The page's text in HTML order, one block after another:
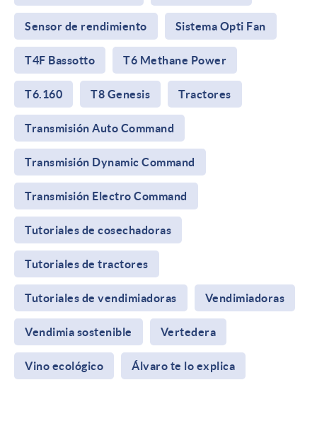
Sensor de rendimiento Sistema Opti Fan
T4F Bassotto T6 Methane Power
T6.160 T8 Genesis Tractores
Transmisión Auto Command
Transmisión Dynamic Command
Transmisión Electro Command
Tutoriales de cosechadoras
Tutoriales de tractores
Tutoriales de vendimiadoras Vendimiadoras
Vendimia sostenible Vertedera
Vino ecológico Álvaro te lo explica